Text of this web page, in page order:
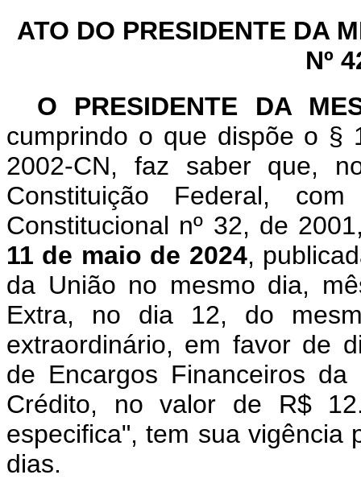
ATO DO PRESIDENTE DA
Nº
O PRESIDENTE DA
cumprindo o que dispõe o §
2002-CN, faz saber que,
Constituição Federal,
Constitucional nº 32, de
11 de maio de 2024,
da União no mesmo dia,
Extra, no dia 12, do
extraordinário, em favor de
de Encargos Financeiros
Crédito, no valor de R$
especifica", tem sua vigência
dias.